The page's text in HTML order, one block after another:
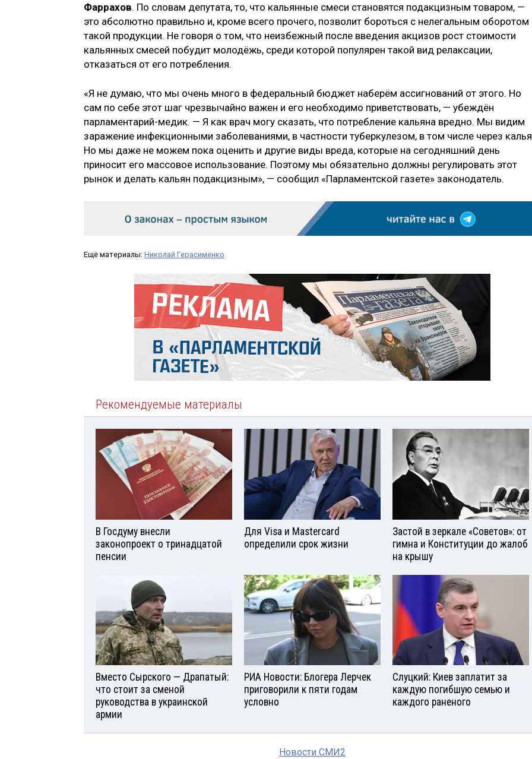
Фаррахов. По словам депутата, то, что кальянные смеси становятся подакцизным товаром, —
это абсолютно правильно и, кроме всего прочего, позволит бороться с нелегальным оборотом
такой продукции. Не говоря о том, что неизбежный после введения акцизов рост стоимости
кальянных смесей побудит молодёжь, среди которой популярен такой вид релаксации,
отказаться от его потребления.
«Я не думаю, что мы очень много в федеральный бюджет наберём ассигнований от этого. Но
сам по себе этот шаг чрезвычайно важен и его необходимо приветствовать, — убеждён
парламентарий-медик. — Я как врач могу сказать, что потребление кальяна вредно. Мы видим
заражение инфекционными заболеваниями, в частности туберкулезом, в том числе через
Но мы даже не можем пока оценить и другие виды вреда, которые на сегодняшний день
приносит его массовое использование. Поэтому мы обязательно должны регулировать этот
рынок и делать кальян подакцизным», — сообщил «Парламентской газете» законодатель.
Ещё материалы: Николай Герасименко
Рекомендуемые материалы
В Госдуму внесли
законопроект о тринадцатой
пенсии
Для Visа и Mastercard
определили срок жизни
Застой в зеркале «Советов»: от
гимна и Конституции до жалоб
на крышу
Вместо Сырского — Драпатый:
что стоит за сменой
руководства в украинской
армии
РИА Новости: Блогера Лерчек
приговорили к пяти годам
условно
Слуцкий: Киев заплатит за
каждую погибшую семью и
каждого раненого
Новости СМИ2